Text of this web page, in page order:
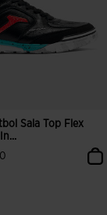
Sala Top Flex